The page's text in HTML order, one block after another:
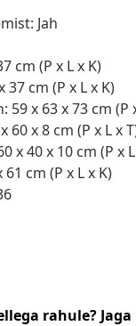
Jah
cm (P x L x K)
37 cm (P x L x K)
59 x 63 x 73 cm (P
60 x 8 cm (P x L x
x 40 x 10 cm (P x
cm (P x L x K)
rahule?